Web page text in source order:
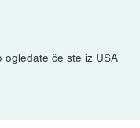
če ste iz USA